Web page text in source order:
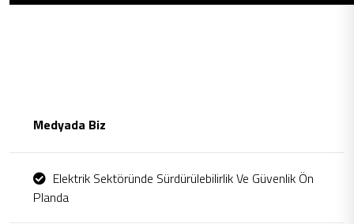
Medyada Biz
Elektrik Sektöründe Sürdürülebilirlik Ve Güvenlik Ön
Planda